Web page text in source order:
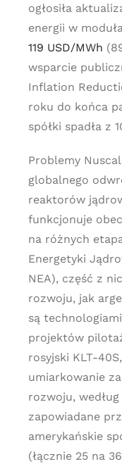
ogłosiła
energii w
119 USD/MWh
wsparcie
Inflation
roku do końca
spółki spadła z
Problemy
globalnego
reaktorów
funkcjonuje
na różnych
Energetyki
NEA), część z
rozwoju, jak
są
projektów
rosyjski KLT-
umiarkowanie
rozwoju,
zapowiadane
amerykańskie
(łącznie 25 na